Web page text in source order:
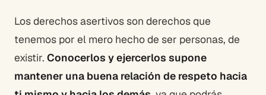
Los derechos asertivos son derechos que
tenemos por el mero hecho de ser personas, de
existir. Conocerlos y ejercerlos supone
mantener una buena relación de respeto hacia